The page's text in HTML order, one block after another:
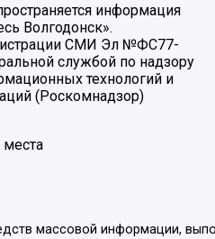
информация
Волгодонск».
СМИ Эл №ФС77-
службой по надзору
технологий и
(Роскомнадзор)
массовой информации,